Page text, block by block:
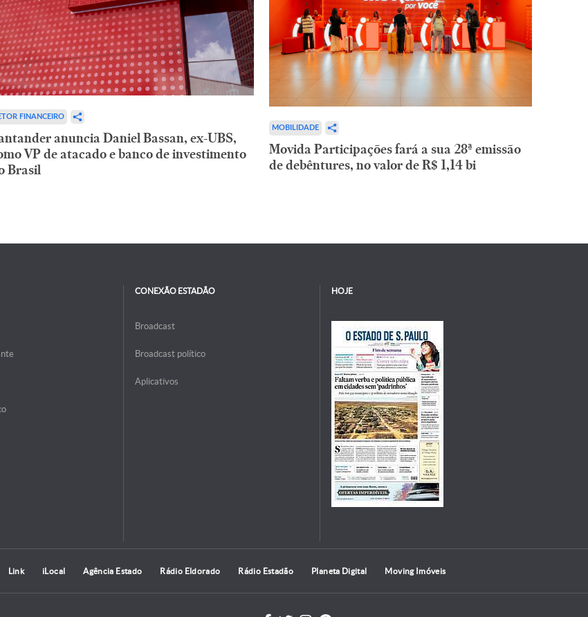
FINANCEIRO
anuncia Daniel Bassan, ex-UBS,
VP de atacado e banco de investimento
Brasil
MOBILIDADE
Movida Participações fará a sua 28ª emissão
de debêntures, no valor de R$ 1,14 bi
CONEXÃO ESTADÃO
Broadcast
Broadcast político
Aplicativos
HOJE
Link iLocal Agência Estado Rádio Eldorado Rádio Estadão Planeta Digital Moving Imóveis